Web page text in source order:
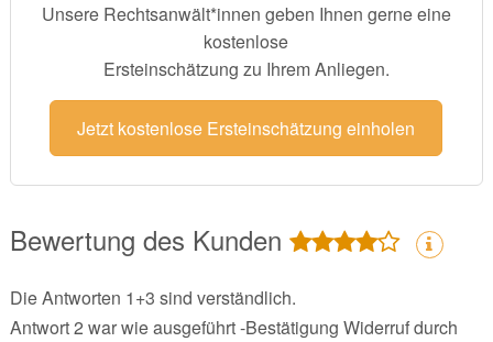
Unsere Rechtsanwält*innen geben Ihnen gerne eine
kostenlose
Ersteinschätzung zu Ihrem Anliegen.
Jetzt kostenlose Ersteinschätzung einholen
Bewertung des Kunden
Die Antworten 1+3 sind verständlich.
Antwort 2 war wie ausgeführt -Bestätigung Widerruf durch